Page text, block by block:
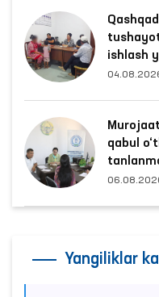
ishlash
qabul
Yangiliklar